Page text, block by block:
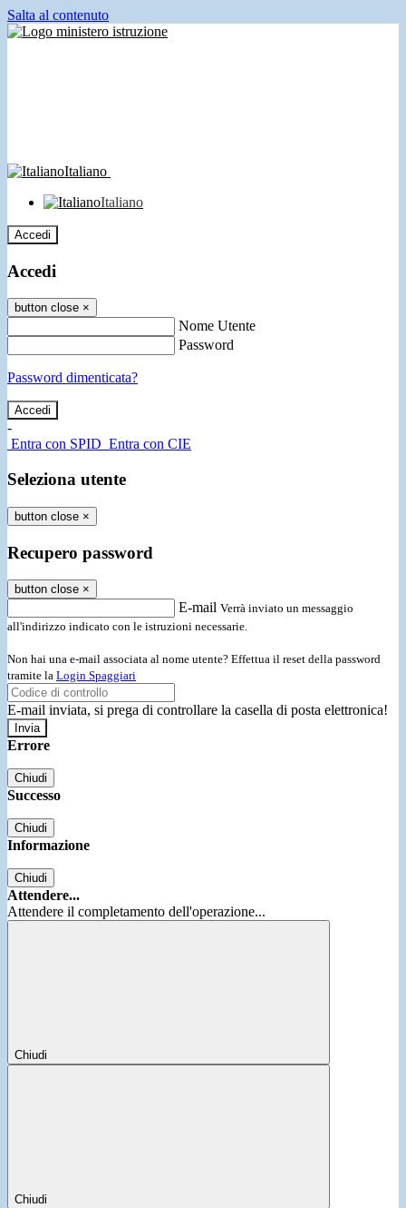
Salta al contenuto
Italiano
Italiano
Accedi
Accedi
button close ×
Nome Utente
Password
Password dimenticata?
-
Entra con SPID Entra con CIE
Seleziona utente
button close ×
Recupero password
button close ×
E-mail Verrà inviato un messaggio
all'indirizzo indicato con le istruzioni necessarie.
Non hai una e-mail associata al nome utente? Effettua il reset della password
tramite la Login Spaggiari
E-mail inviata, si prega di controllare la casella di posta elettronica!
Errore
Chiudi
Successo
Chiudi
Informazione
Chiudi
Attendere...
Attendere il completamento dell'operazione...
Chiudi
Chiudi